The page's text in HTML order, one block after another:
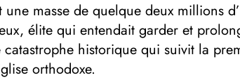
masse de quelque deux millions
élite qui entendait garder et
catastrophe historique qui suivit la
orthodoxe.